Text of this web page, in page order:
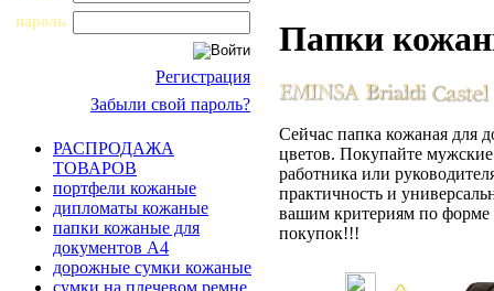
пароль
Регистрация
Забыли свой пароль?
РАСПРОДАЖА
ТОВАРОВ
портфели кожаные
дипломаты кожаные
папки кожаные для
документов А4
дорожные сумки кожаные
сумки на плечевом ремне
Папки
Сейчас папка кожаная для
цветов. Покупайте
работника или
практичность и
вашим критериям по форме
покупок!!!